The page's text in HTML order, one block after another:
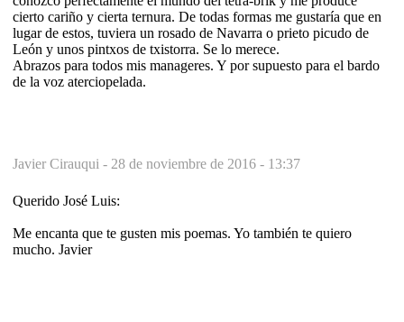
cierto cariño y cierta ternura. De todas formas me gustaría que en
lugar de estos, tuviera un rosado de Navarra o prieto picudo de
León y unos pintxos de txistorra. Se lo merece.
Abrazos para todos mis manageres. Y por supuesto para el bardo
de la voz aterciopelada.
Javier Cirauqui - 28 de noviembre de 2016 - 13:37
Querido José Luis:
Me encanta que te gusten mis poemas. Yo también te quiero
mucho. Javier